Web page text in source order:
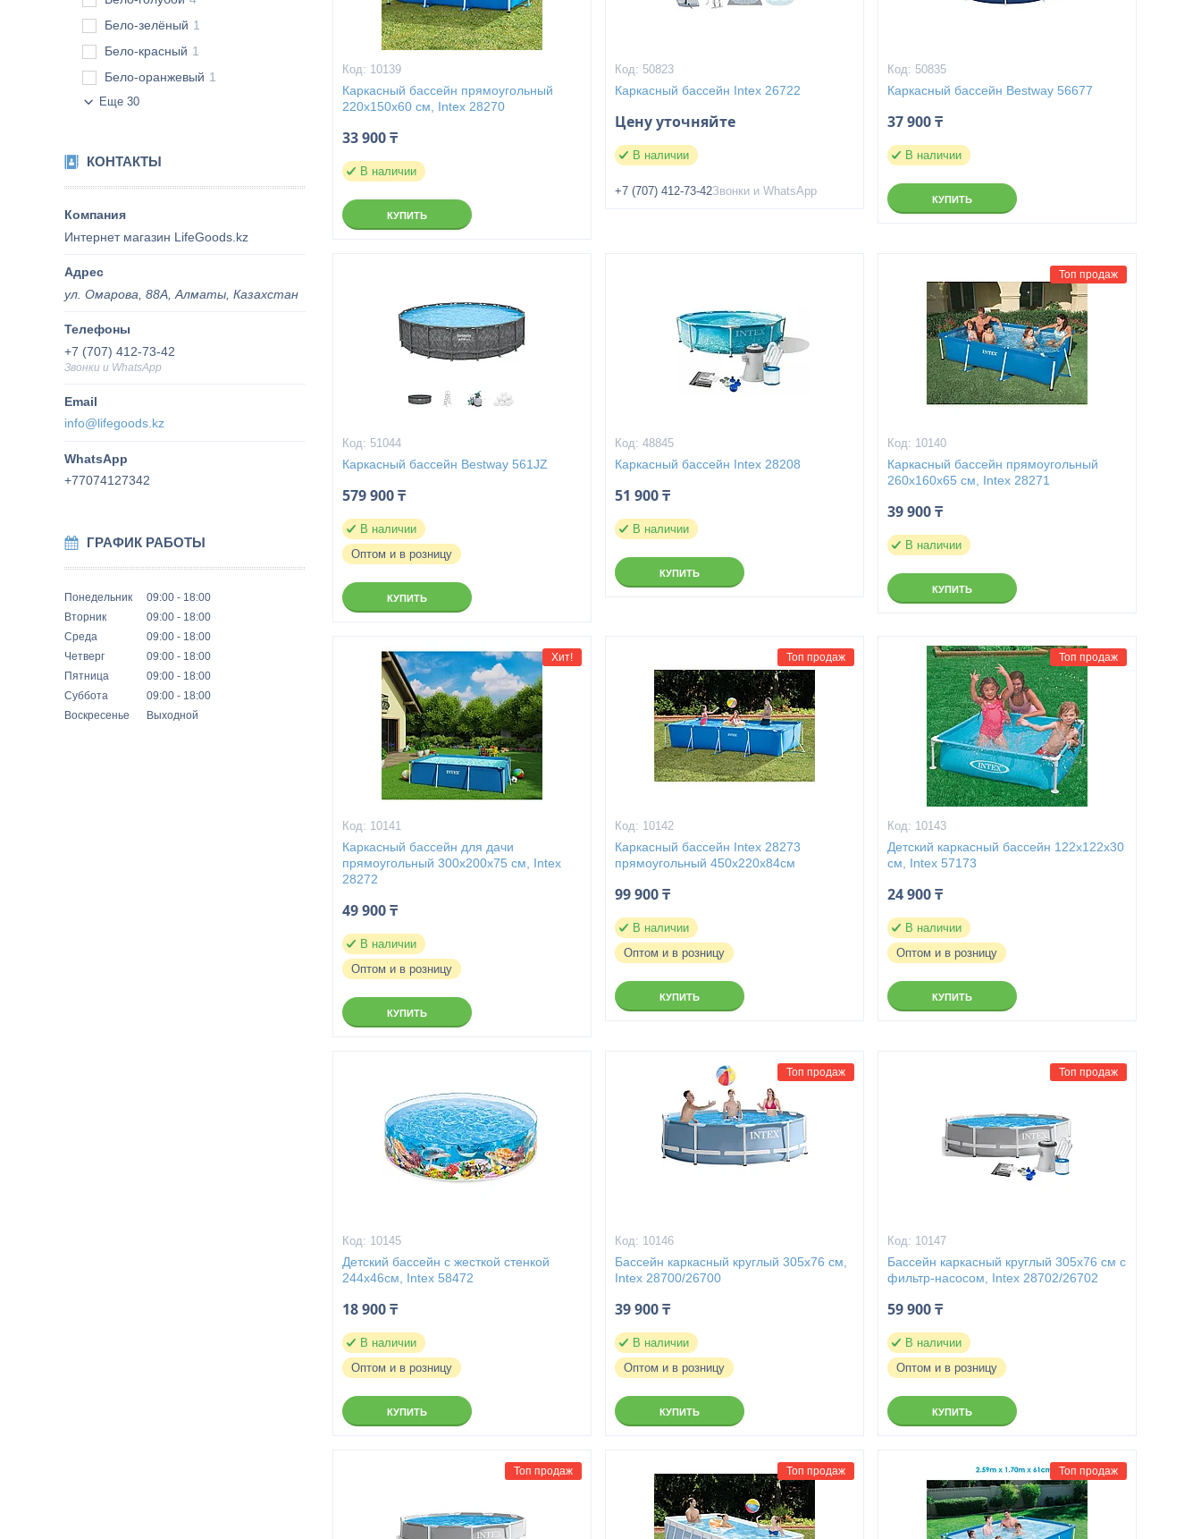
Бело-зелёный 1
Бело-красный 1
Бело-оранжевый 1
Еще 30
КОНТАКТЫ
Интернет магазин LifeGoods.kz
ул. Омарова, 88А, Алматы, Казахстан
+7 (707) 412-73-42
Звонки и WhatsApp
info@lifegoods.kz
+77074127342
ГРАФИК РАБОТЫ
Понедельник 09:00
18:00
Вторник
09:00
18:00
Среда
09:00
18:00
Четверг
09:00
18:00
Пятница
09:00
18:00
Суббота
09:00
18:00
Воскресенье
Выходной
10139
Каркасный бассейн прямоугольный
220х150х60 см, Intex 28270
33 900 ₸
В наличии
КУПИТЬ
50823
Каркасный бассейн Intex 26722
Цену уточняйте
В наличии
+7 (707) 412-73-42Звонки и WhatsApp
50835
Каркасный бассейн Bestway 56677
37 900 ₸
В наличии
КУПИТЬ
51044
Каркасный бассейн Bestway 561JZ
579 900 ₸
В наличии
Оптом и в розницу
КУПИТЬ
48845
Каркасный бассейн Intex 28208
51 900 ₸
В наличии
КУПИТЬ
Топ продаж
10140
Каркасный бассейн прямоугольный
260x160x65 см, Intex 28271
39 900 ₸
В наличии
КУПИТЬ
Хит!
10141
Каркасный бассейн для дачи
прямоугольный 300х200х75 см, Intex
28272
49 900 ₸
В наличии
Оптом и в розницу
КУПИТЬ
Топ продаж
10142
Каркасный бассейн Intex 28273
прямоугольный 450х220х84см
99 900 ₸
В наличии
Оптом и в розницу
КУПИТЬ
Топ продаж
10143
Детский каркасный бассейн 122x122x30
см, Intex 57173
24 900 ₸
В наличии
Оптом и в розницу
КУПИТЬ
10145
Детский бассейн с жесткой стенкой
244х46см, Intex 58472
18 900 ₸
В наличии
Оптом и в розницу
КУПИТЬ
Топ продаж
10146
Бассейн каркасный круглый 305х76 см,
Intex 28700/26700
39 900 ₸
В наличии
Оптом и в розницу
КУПИТЬ
Топ продаж
10147
Бассейн каркасный круглый 305х76 см с
фильтр-насосом, Intex 28702/26702
59 900 ₸
В наличии
Оптом и в розницу
КУПИТЬ
Топ продаж Топ продаж Топ продаж